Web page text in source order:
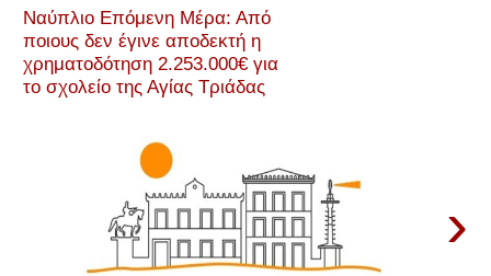
Ναύπλιο Επόμενη Μέρα: Από
ποιους δεν έγινε αποδεκτή η
χρηματοδότηση 2.253.000€ για
το σχολείο της Αγίας Τριάδας
›